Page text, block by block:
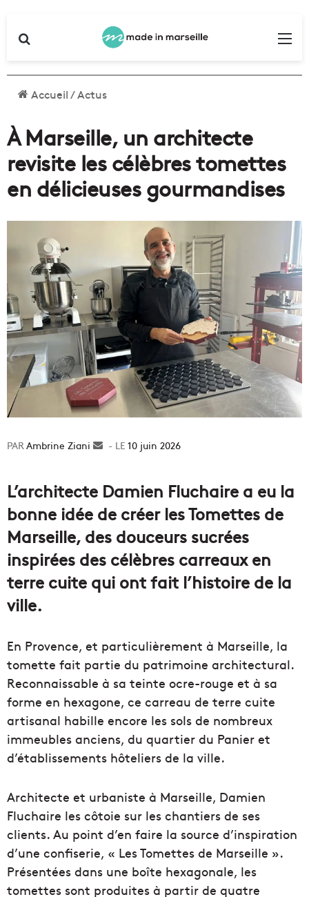
Accueil/Actus
À Marseille, un architecte
revisite les célèbres tomettes
en délicieuses gourmandises
Ambrine Ziani
Envoyer10 juin 2026
L’architecte Damien Fluchaire a eu la
bonne idée de créer les Tomettes de
Marseille, des douceurs sucrées
inspirées des célèbres carreaux en
terre cuite qui ont fait l’histoire de la
ville.
En Provence, et particulièrement à Marseille, la
tomette fait partie du patrimoine architectural.
Reconnaissable à sa teinte ocre-rouge et à sa
forme en hexagone, ce carreau de terre cuite
artisanal habille encore les sols de nombreux
immeubles anciens, du quartier du Panier et
d’établissements hôteliers de la ville.
Architecte et urbaniste à Marseille, Damien
Fluchaire les côtoie sur les chantiers de ses
clients. Au point d’en faire la source d’inspiration
d’une confiserie, « Les Tomettes de Marseille ».
Présentées dans une boîte hexagonale, les
tomettes sont produites à partir de quatre